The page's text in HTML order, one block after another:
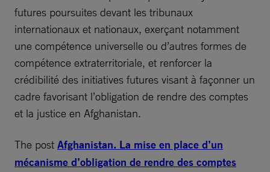
futures poursuites devant les tribunaux
internationaux et nationaux, exerçant notamment
une compétence universelle ou d’autres formes de
compétence extraterritoriale, et renforcer la
crédibilité des initiatives futures visant à façonner un
cadre favorisant l’obligation de rendre des comptes
et la justice en Afghanistan.
The post Afghanistan. La mise en place d’un
mécanisme d’obligation de rendre des comptes